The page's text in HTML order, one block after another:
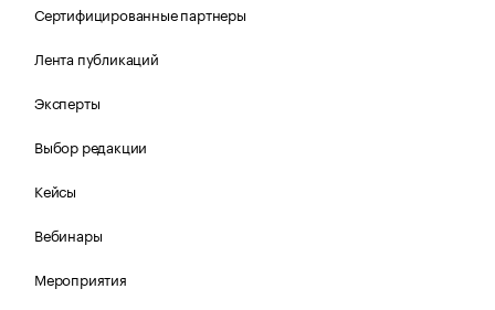
Сертифицированные партнеры
Лента публикаций
Эксперты
Выбор редакции
Кейсы
Вебинары
Мероприятия